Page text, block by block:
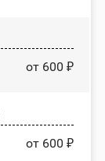
от 600 ₽
от 600 ₽